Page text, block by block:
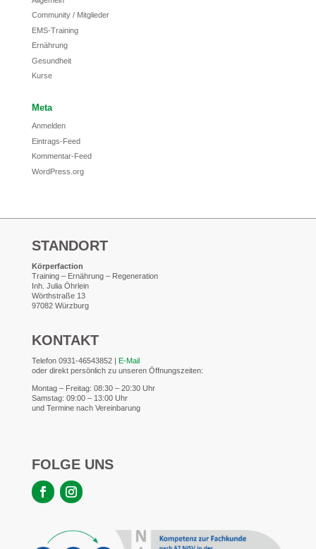
Community / Mitglieder
EMS-Training
Ernährung
Gesundheit
Kurse
Meta
Anmelden
Eintrags-Feed
Kommentar-Feed
WordPress.org
STANDORT
Körperfaction
Training – Ernährung – Regeneration
Inh. Julia Öhrlein
Wörthstraße 13
97082 Würzburg
KONTAKT
Telefon 0931-46543852 | E-Mail
oder direkt persönlich zu unseren Öffnungszeiten:
Montag – Freitag: 08:30 – 20:30 Uhr
Samstag: 09:00 – 13:00 Uhr
und Termine nach Vereinbarung
FOLGE UNS